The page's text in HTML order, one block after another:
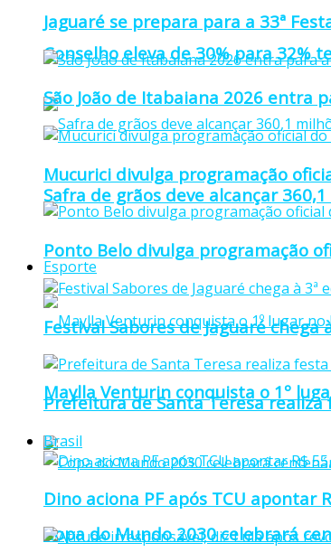
Conselho eleva de 30% para 32%
Safra de grãos deve alcançar
Esporte
Maylla Venturin conquista o 1º
Copa do Mundo 2030 celebrará
Jaguaré se prepara para a 33ª
São João de Itabaiana 2026 entra
Mucurici divulga programação
Ponto Belo divulga programação
Festival Sabores de Jaguaré
Prefeitura de Santa Teresa
Brasil
Dino aciona PF após TCU apontar